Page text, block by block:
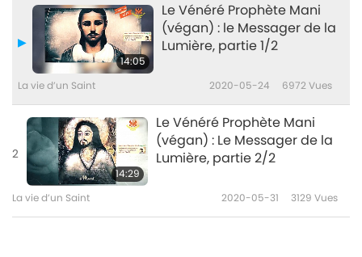
14:05
Le Vénéré Prophète Mani
(végan) : le Messager de la
Lumière, partie 1/2
La vie d’un Saint 2020-05-24 6972Vues
2
14:29
Le Vénéré Prophète Mani
(végan) : Le Messager de la
Lumière, partie 2/2
La vie d’un Saint 2020-05-31 3129 Vues